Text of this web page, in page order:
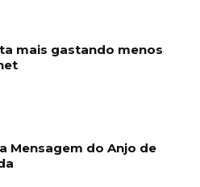
mais gastando menos
Mensagem do Anjo de